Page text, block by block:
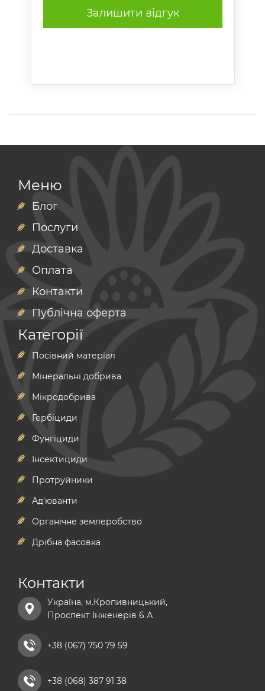
Залишити відгук
Меню
Блог
Послуги
Доставка
Оплата
Контакти
Публічна оферта
Категорії
Посівний матеріал
Мінеральні добрива
Мікродобрива
Гербіциди
Фунгіциди
Інсектициди
Протруйники
Ад'юванти
Органічне землеробство
Дрібна фасовка
Контакти
Україна, м.Кропивницький,
Проспект Інженерів 6 А
+38 (067) 750 79 59
+38 (068) 387 91 38